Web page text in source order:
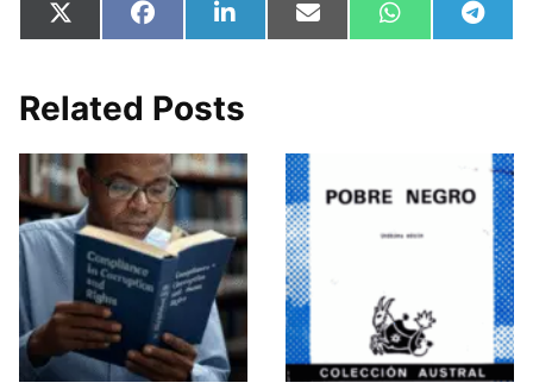
Compartir
en
X
(
i
t
e
r
)
Compartir
en
F
a
b
o
k
Compartir
en
L
i
e
d
n
Compartir
en
E
m
Compartir
en
W
h
en
T
e
m
Related Posts